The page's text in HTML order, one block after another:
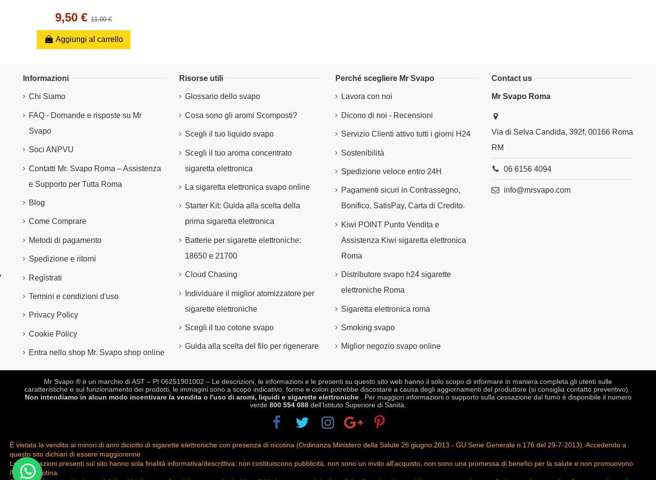
9,50 €11,00 €
Aggiungi al carrello
Informazioni
Chi Siamo
FAQ - Domande e risposte su Mr
Svapo
Soci ANPVU
Contatti Mr. Svapo Roma – Assistenza
e Supporto per Tutta Roma
Blog
Come Comprare
Metodi di pagamento
Spedizione e ritorni
Registrati
Termini e condizioni d'uso
Privacy Policy
Cookie Policy
Entra nello shop Mr. Svapo shop online
Risorse utili
Glossario dello svapo
Cosa sono gli aromi Scomposti?
Scegli il tuo liquido svapo
Scegli il tuo aroma concentrato
sigaretta elettronica
La sigaretta elettronica svapo online
Starter Kit: Guida alla scelta della
prima sigaretta elettronica
Batterie per sigarette elettroniche:
18650 e 21700
Cloud Chasing
Individuare il miglior atomizzatore per
sigarette elettroniche
Scegli il tuo cotone svapo
Guida alla scelta del filo per rigenerare
Perché scegliere Mr Svapo
Lavora con noi
Dicono di noi - Recensioni
Servizio Clienti attivo tutti i giorni H24
Sostenibilità
Spedizione veloce entro 24H
Pagamenti sicuri in Contrassegno,
Bonifico, SatisPay, Carta di Credito.
Kiwi POINT Punto Vendita e
Assistenza Kiwi sigaretta elettronica
Roma
Distributore svapo h24 sigarette
elettroniche Roma
Sigaretta elettronica roma
Smoking svapo
Miglior negozio svapo online
Contact us
Mr Svapo Roma
Via di Selva Candida, 392f, 00166 Roma
RM
06 6156 4094
info@mrsvapo.com
Mr Svapo ® è un marchio di AST – PI 06251901002 – Le descrizioni, le informazioni e le presenti su questo sito web hanno il solo scopo di informare in maniera completa gli utenti sulle
caratteristiche e sul funzionamento dei prodotti, le immagini sono a scopo indicativo, forme e colori potrebbe discostare a causa degli aggiornamenti del produttore (si consiglia contatto preventivo) .
Non intendiamo in alcun modo incentivare la vendita o l'uso di aromi, liquidi e sigarette elettroniche. Per maggiori informazioni o supporto sulla cessazione dal fumo è disponibile il numero
verde 800 554 088 dell'Istituto Superiore di Sanità.
È vietata la vendita ai minori di anni diciotto di sigarette elettroniche con presenza di nicotina (Ordinanza Ministero della Salute 26 giugno 2013 - GU Serie Generale n.176 del 29-7-2013). Accedendo a
questo sito dichiari di essere maggiorenne.
Le informazioni presenti sul sito hanno sola finalità informativa/descrittiva: non costituiscono pubblicità, non sono un invito all'acquisto, non sono una promessa di benefici per la salute e non promuovono
l'uso di nicotina.